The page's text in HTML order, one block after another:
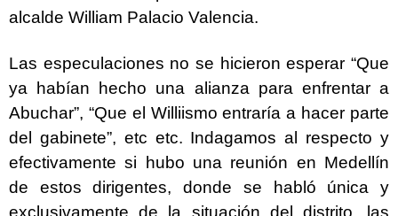
alcalde William Palacio Valencia.
Las especulaciones no se hicieron esperar “Que
ya habían hecho una alianza para enfrentar a
Abuchar”, “Que el Williismo entraría a hacer parte
del gabinete”, etc etc. Indagamos al respecto y
efectivamente si hubo una reunión en Medellín
de estos dirigentes, donde se habló única y
exclusivamente de la situación del distrito, las